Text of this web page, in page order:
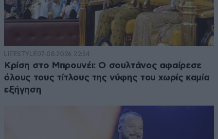
LIFESTYLE07·08·2026 22:34
Κρίση στο Μπρουνέι: Ο σουλτάνος αφαίρεσε
όλους τους τίτλους της νύφης του χωρίς καμία
εξήγηση